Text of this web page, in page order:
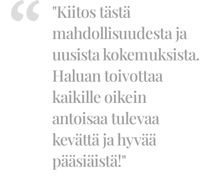
"Kiitos tästä
mahdollisuudesta ja
uusista kokemuksista.
Haluan toivottaa
kaikille oikein
antoisaa tulevaa
kevättä ja hyvää
pääsiäistä!"